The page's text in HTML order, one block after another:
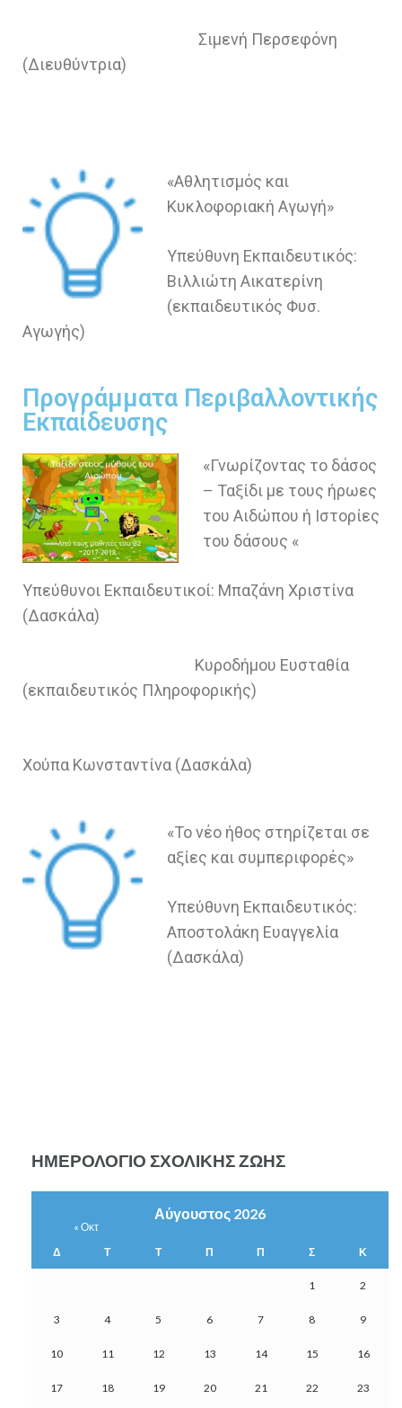
Σιμενή Περσεφόνη
(Διευθύντρια)
«Αθλητισμός και
Κυκλοφοριακή Αγωγή»
Υπεύθυνη Εκπαιδευτικός:
Βιλλιώτη Αικατερίνη
(εκπαιδευτικός Φυσ.
Αγωγής)
Προγράμματα Περιβαλλοντικής
Εκπαίδευσης
«Γνωρίζοντας το δάσος
– Ταξίδι με τους ήρωες
του Αιδώπου ή Ιστορίες
του δάσους «
Υπεύθυνοι Εκπαιδευτικοί: Μπαζάνη Χριστίνα
(Δασκάλα)
Κυροδήμου Ευσταθία
(εκπαιδευτικός Πληροφορικής)
Χούπα Κωνσταντίνα (Δασκάλα)
«Το νέο ήθος στηρίζεται σε
αξίες και συμπεριφορές»
Υπεύθυνη Εκπαιδευτικός:
Αποστολάκη Ευαγγελία
(Δασκάλα)
ΗΜΕΡΟΛΌΓΙΟ ΣΧΟΛΙΚΉΣ ΖΩΉΣ
Αύγουστος 2026
Δ Τ Τ Π Π Σ Κ
« Οκτ
1 2
3 4 5 6 7 8 9
10 11 12 13 14 15 16
17 18 19 20 21 22 23